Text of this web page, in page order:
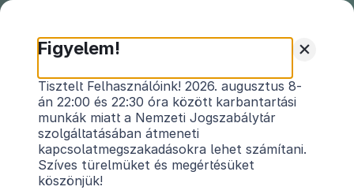
1999. évi LXXV. törvény
a szervezett bűnözés, valamint az azzal
összefüggő egyes jelenségek elleni fellépés
szabályairól és az ehhez kapcsolódó
törvénymódosításokról1
Hatályos: 2026. 05. 14. – 2026. 09. 26.
+
Figyelem!
Tisztelt Felhasználóink! 2026. augusztus 8-
án 22:00 és 22:30 óra között karbantartási
munkák miatt a Nemzeti Jogszabálytár
szolgáltatásában átmeneti
kapcsolatmegszakadásokra lehet számítani.
Szíves türelmüket és megértésüket
köszönjük!